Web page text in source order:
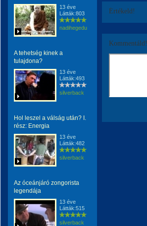
13 éve
Látták:803
nadihegedu
A tehetség kinek a
tulajdona?
13 éve
Látták:493
silverback
Hol leszel a válság után? I.
rész: Energia
13 éve
Látták:482
silverback
Az óceánjáró zongorista
legendája
13 éve
Látták:515
silverback
Értékeld!
Kommentáld!